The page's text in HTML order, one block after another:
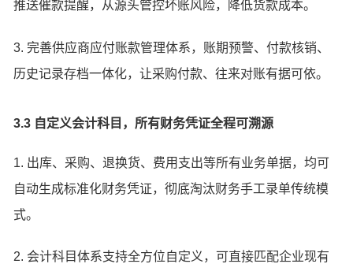
推送催款提醒，从源头管控坏账风险，降低货款成本。
3. 完善供应商应付账款管理体系，账期预警、付款核销、
历史记录存档一体化，让采购付款、往来对账有据可依。
3.3 自定义会计科目，所有财务凭证全程可溯源
1. 出库、采购、退换货、费用支出等所有业务单据，均可
自动生成标准化财务凭证，彻底淘汰财务手工录单传统模
式。
2. 会计科目体系支持全方位自定义，可直接匹配企业现有